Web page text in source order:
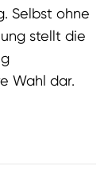
Selbst ohne
stellt die
Wahl dar.